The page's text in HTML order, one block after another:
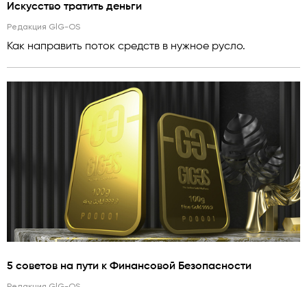
Искусство тратить деньги
Редакция GlG-OS
Как направить поток средств в нужное русло.
5 советов на пути к Финансовой Безопасности